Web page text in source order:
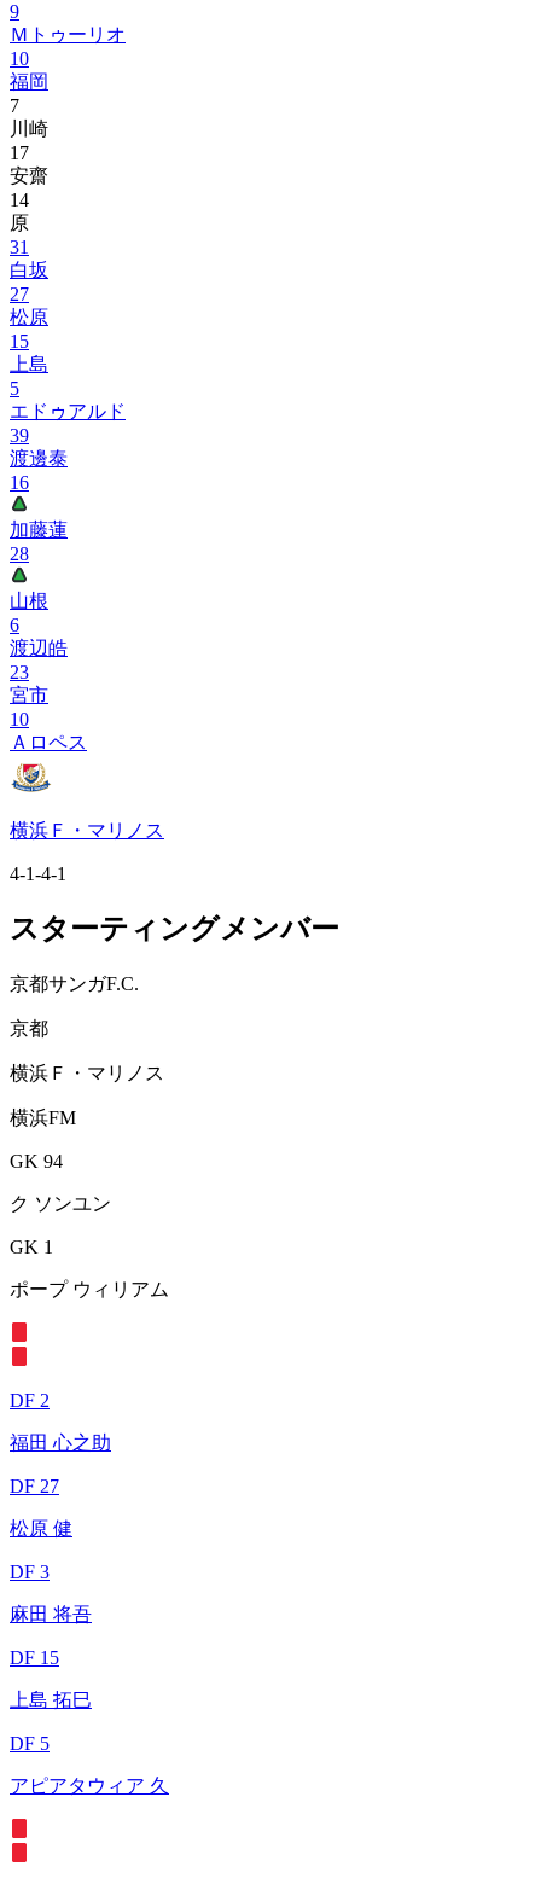
9
Ｍトゥーリオ
10
福岡
7
川崎
17
安齋
14
原
31
白坂
27
松原
15
上島
5
エドゥアルド
39
渡邊泰
16
加藤蓮
28
山根
6
渡辺皓
23
宮市
10
Ａロペス
横浜Ｆ・マリノス
4-1-4-1
スターティングメンバー
京都サンガF.C.
京都
横浜Ｆ・マリノス
横浜FM
GK 94
ク ソンユン
GK 1
ポープ ウィリアム
DF 2
福田 心之助
DF 27
松原 健
DF 3
麻田 将吾
DF 15
上島 拓巳
DF 5
アピアタウィア 久